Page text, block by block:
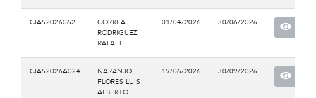
CIAS2026062
CORREA
RODRIGUEZ
RAFAEL
01/04/2026 30/06/2026
CIAS2026A024
NARANJO
FLORES LUIS
ALBERTO
19/06/2026 30/09/2026